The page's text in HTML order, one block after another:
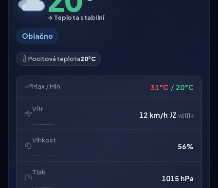
→ Teplota stabilní
Oblačno
Pocitová teplota20°C
Max / Min 31°C / 20°C
Vítr
12 km/h JZ větřík
Vlhkost
56%
Tlak
1015 hPa